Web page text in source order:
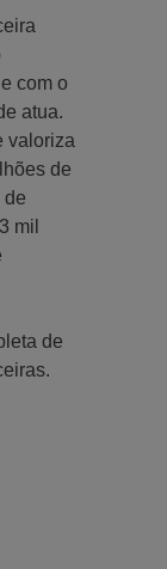
com o
atua.
valoriza
de
de
mil
de